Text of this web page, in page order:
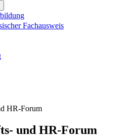
Fachausweis
HR-Forum
und HR-Forum